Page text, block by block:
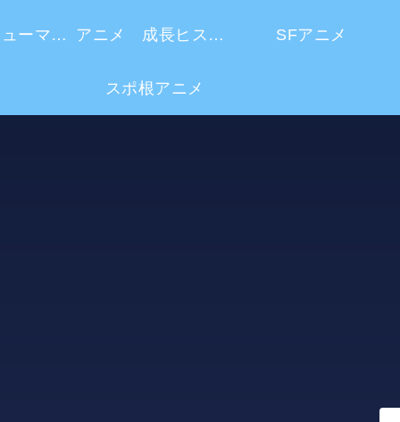
アニメ ヒューマンドラマ アニメ 成長ヒストリー SFアニメ
スポ根アニメ